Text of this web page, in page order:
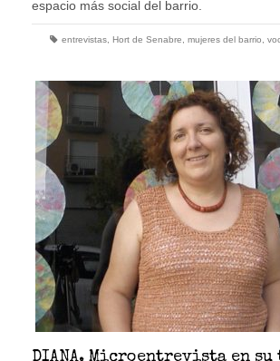
espacio más social del barrio.
entrevistas Hort de Senabre mujeres del barrio
DIANA. Microentrevista en